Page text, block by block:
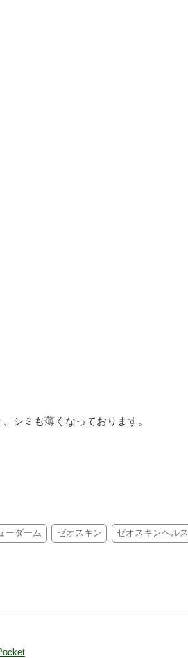
シミも薄くなっております。
ーダーム ゼオスキン ゼオスキンヘルス